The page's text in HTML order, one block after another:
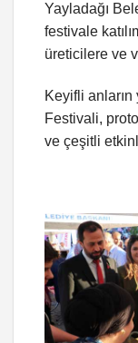
Yayladağı
festivale
üreticilere ve
Keyifli anların
Festivali,
ve çeşitli